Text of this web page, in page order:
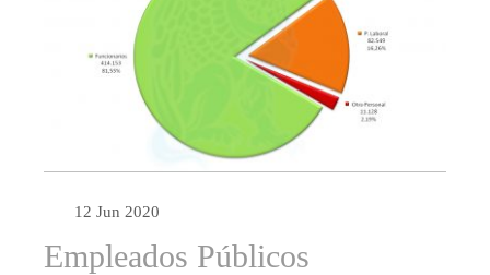
12 Jun 2020
Empleados Públicos